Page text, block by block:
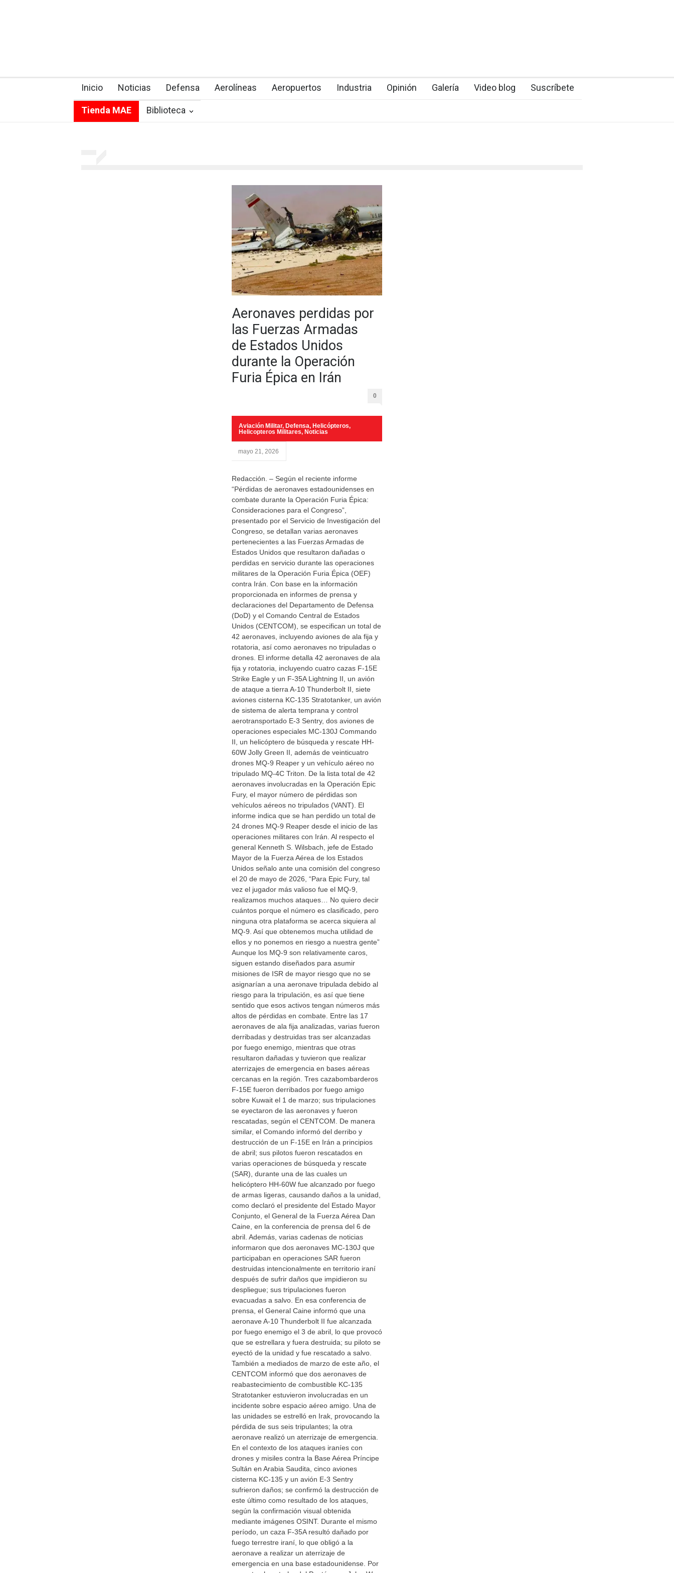
Inicio Noticias Defensa Aerolíneas Aeropuertos Industria Opinión Galería Video blog Suscríbete
Tienda MAE Biblioteca
Aeronaves perdidas por
las Fuerzas Armadas
de Estados Unidos
durante la Operación
Furia Épica en Irán
0
Aviación Militar, Defensa, Helicópteros,
Helicopteros Militares, Noticias
mayo 21, 2026
Redacción. – Según el reciente informe
“Pérdidas de aeronaves estadounidenses en
combate durante la Operación Furia Épica:
Consideraciones para el Congreso”,
presentado por el Servicio de Investigación del
Congreso, se detallan varias aeronaves
pertenecientes a las Fuerzas Armadas de
Estados Unidos que resultaron dañadas o
perdidas en servicio durante las operaciones
militares de la Operación Furia Épica (OEF)
contra Irán. Con base en la información
proporcionada en informes de prensa y
declaraciones del Departamento de Defensa
(DoD) y el Comando Central de Estados
Unidos (CENTCOM), se especifican un total de
42 aeronaves, incluyendo aviones de ala fija y
rotatoria, así como aeronaves no tripuladas o
drones. El informe detalla 42 aeronaves de ala
fija y rotatoria, incluyendo cuatro cazas F-15E
Strike Eagle y un F-35A Lightning II, un avión
de ataque a tierra A-10 Thunderbolt II, siete
aviones cisterna KC-135 Stratotanker, un avión
de sistema de alerta temprana y control
aerotransportado E-3 Sentry, dos aviones de
operaciones especiales MC-130J Commando
II, un helicóptero de búsqueda y rescate HH-
60W Jolly Green II, además de veinticuatro
drones MQ-9 Reaper y un vehículo aéreo no
tripulado MQ-4C Triton. De la lista total de 42
aeronaves involucradas en la Operación Epic
Fury, el mayor número de pérdidas son
vehículos aéreos no tripulados (VANT). El
informe indica que se han perdido un total de
24 drones MQ-9 Reaper desde el inicio de las
operaciones militares con Irán. Al respecto el
general Kenneth S. Wilsbach, jefe de Estado
Mayor de la Fuerza Aérea de los Estados
Unidos señalo ante una comisión del congreso
el 20 de mayo de 2026, “Para Epic Fury, tal
vez el jugador más valioso fue el MQ-9,
realizamos muchos ataques… No quiero decir
cuántos porque el número es clasificado, pero
ninguna otra plataforma se acerca siquiera al
MQ-9. Así que obtenemos mucha utilidad de
ellos y no ponemos en riesgo a nuestra gente”
Aunque los MQ-9 son relativamente caros,
siguen estando diseñados para asumir
misiones de ISR de mayor riesgo que no se
asignarían a una aeronave tripulada debido al
riesgo para la tripulación, es así que tiene
sentido que esos activos tengan números más
altos de pérdidas en combate. Entre las 17
aeronaves de ala fija analizadas, varias fueron
derribadas y destruidas tras ser alcanzadas
por fuego enemigo, mientras que otras
resultaron dañadas y tuvieron que realizar
aterrizajes de emergencia en bases aéreas
cercanas en la región. Tres cazabombarderos
F-15E fueron derribados por fuego amigo
sobre Kuwait el 1 de marzo; sus tripulaciones
se eyectaron de las aeronaves y fueron
rescatadas, según el CENTCOM. De manera
similar, el Comando informó del derribo y
destrucción de un F-15E en Irán a principios
de abril; sus pilotos fueron rescatados en
varias operaciones de búsqueda y rescate
(SAR), durante una de las cuales un
helicóptero HH-60W fue alcanzado por fuego
de armas ligeras, causando daños a la unidad,
como declaró el presidente del Estado Mayor
Conjunto, el General de la Fuerza Aérea Dan
Caine, en la conferencia de prensa del 6 de
abril. Además, varias cadenas de noticias
informaron que dos aeronaves MC-130J que
participaban en operaciones SAR fueron
destruidas intencionalmente en territorio iraní
después de sufrir daños que impidieron su
despliegue; sus tripulaciones fueron
evacuadas a salvo. En esa conferencia de
prensa, el General Caine informó que una
aeronave A-10 Thunderbolt II fue alcanzada
por fuego enemigo el 3 de abril, lo que provocó
que se estrellara y fuera destruida; su piloto se
eyectó de la unidad y fue rescatado a salvo.
También a mediados de marzo de este año, el
CENTCOM informó que dos aeronaves de
reabastecimiento de combustible KC-135
Stratotanker estuvieron involucradas en un
incidente sobre espacio aéreo amigo. Una de
las unidades se estrelló en Irak, provocando la
pérdida de sus seis tripulantes; la otra
aeronave realizó un aterrizaje de emergencia.
En el contexto de los ataques iraníes con
drones y misiles contra la Base Aérea Príncipe
Sultán en Arabia Saudita, cinco aviones
cisterna KC-135 y un avión E-3 Sentry
sufrieron daños; se confirmó la destrucción de
este último como resultado de los ataques,
según la confirmación visual obtenida
mediante imágenes OSINT. Durante el mismo
período, un caza F-35A resultó dañado por
fuego terrestre iraní, lo que obligó a la
aeronave a realizar un aterrizaje de
emergencia en una base estadounidense. Por